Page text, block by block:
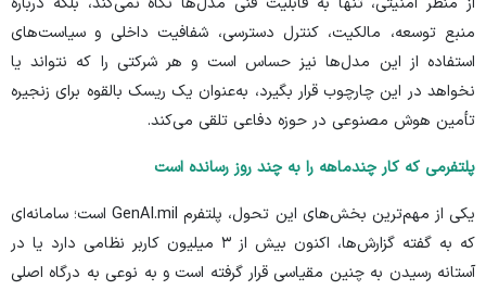
منبع توسعه، مالکیت، کنترل دسترسی، شفافیت داخلی و سیاست‌های
استفاده از این مدل‌ها نیز حساس است و هر شرکتی را که نتواند یا
نخواهد در این چارچوب قرار بگیرد، به‌عنوان یک ریسک بالقوه برای زنجیره
تأمین هوش مصنوعی در حوزه دفاعی تلقی می‌کند.
پلتفرمی که کار چندماهه را به چند روز رسانده است
یکی از مهم‌ترین بخش‌های این تحول، پلتفرم GenAI.mil است؛ سامانه‌ای
که به گفته گزارش‌ها، اکنون بیش از ۳ میلیون کاربر نظامی دارد یا در
آستانه رسیدن به چنین مقیاسی قرار گرفته است و به نوعی به درگاه اصلی